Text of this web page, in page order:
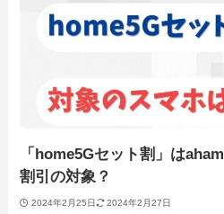
「home5Gセット割」は
割引の対象？
2024年2月25日 2024年2月27日